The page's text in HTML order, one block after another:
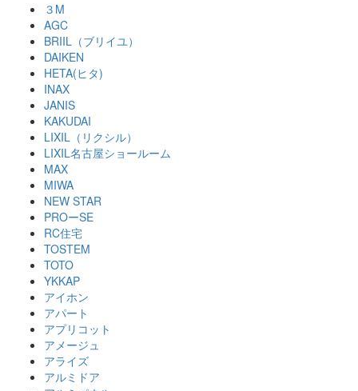
３M
AGC
BRIIL（ブリイユ）
DAIKEN
HETA(ヒタ)
INAX
JANIS
KAKUDAI
LIXIL（リクシル）
LIXIL名古屋ショールーム
MAX
MIWA
NEW STAR
PROーSE
RC住宅
TOSTEM
TOTO
YKKAP
アイホン
アパート
アプリコット
アメージュ
アライズ
アルミドア